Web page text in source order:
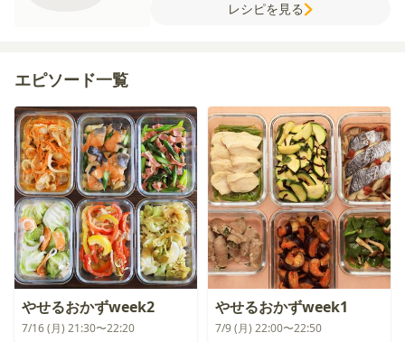
レシピを見る
エピソード一覧
やせるおかずweek2
7/16 (月) 21:30〜22:20
やせるおかずweek1
7/9 (月) 22:00〜22:50